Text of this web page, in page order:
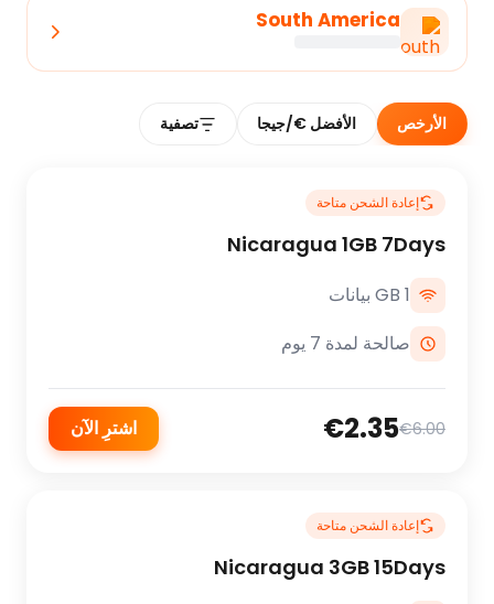
South America
الأرخص الأفضل €/جيجا تصفية
إعادة الشحن متاحة
Nicaragua 1GB 7Days
1 GB بيانات
صالحة لمدة 7 يوم
€6.00
€2.35 اشترِ الآن
إعادة الشحن متاحة
Nicaragua 3GB 15Days